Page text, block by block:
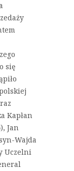
się
Kapłan
Jan
Wajda
Uczelni